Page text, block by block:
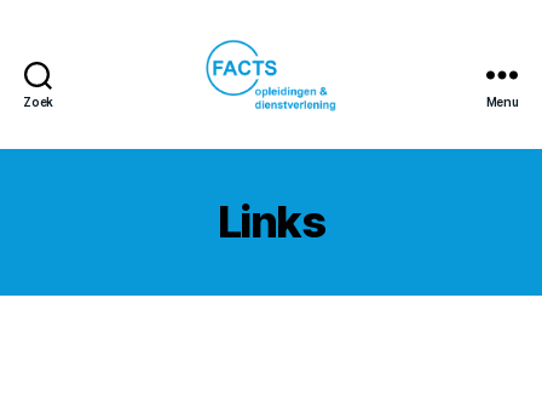
Zoek
opleidingen
dienstverlening
Menu
Links